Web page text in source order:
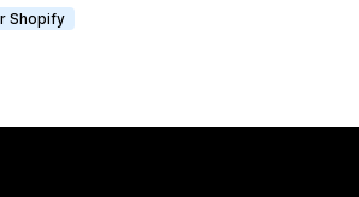
Shopify